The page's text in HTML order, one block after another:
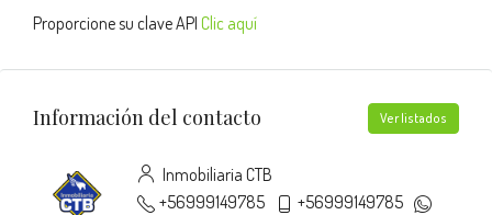
Proporcione su clave API Clic aquí
Información del contacto Ver listados
Inmobiliaria CTB
+56999149785
+56999149785